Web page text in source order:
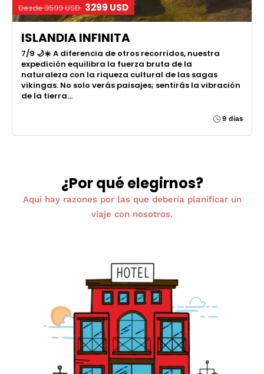
Desde 3599 USD 3299 USD
ISLANDIA INFINITA
7/9 🌙☀️ A diferencia de otros recorridos, nuestra
expedición equilibra la fuerza bruta de la
naturaleza con la riqueza cultural de las sagas
vikingas. No solo verás paisajes; sentirás la vibración
de la tierra...
9 días
¿Por qué elegirnos?
Aquí hay razones por las que debería planificar un
viaje con nosotros.